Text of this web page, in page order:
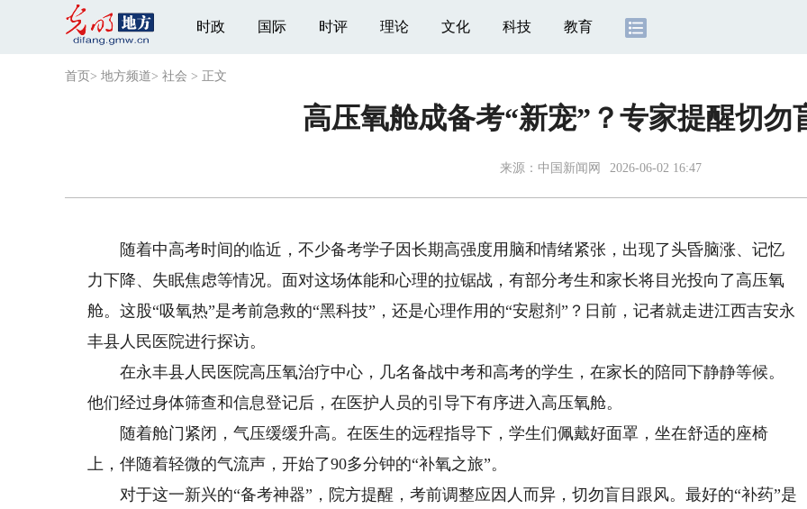
时政 国际 时评 理论 文化 科技 教育
首页 > 地方频道> 社会 > 正文
高压氧舱成备考“新宠”？专家提醒切勿
来源： 中国新闻网 2026-06-02 16:47
随着中高考时间的临近，不少备考学子因长期高强度用脑和情绪紧张，出现了头昏脑涨、记忆
力下降、失眠焦虑等情况。面对这场体能和心理的拉锯战，有部分考生和家长将目光投向了高压氧
舱。这股“吸氧热”是考前急救的“黑科技”，还是心理作用的“安慰剂”？日前，记者就走进江西吉安永
丰县人民医院进行探访。
在永丰县人民医院高压氧治疗中心，几名备战中考和高考的学生，在家长的陪同下静静等候。
他们经过身体筛查和信息登记后，在医护人员的引导下有序进入高压氧舱。
随着舱门紧闭，气压缓缓升高。在医生的远程指导下，学生们佩戴好面罩，坐在舒适的座椅
上，伴随着轻微的气流声，开始了90多分钟的“补氧之旅”。
对于这一新兴的“备考神器”，院方提醒，考前调整应因人而异，切勿盲目跟风。最好的“补药”是